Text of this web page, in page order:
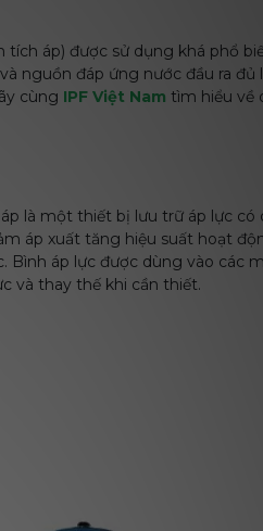
tích áp) được sử dụng khá phổ
nguồn đáp ứng nước đầu ra đủ
cùng IPF Việt Nam tìm hiểu về
là một thiết bị lưu trữ áp lực có
áp xuất tăng hiệu suất hoạt
áp lực được dùng vào các
và thay thế khi cần thiết.